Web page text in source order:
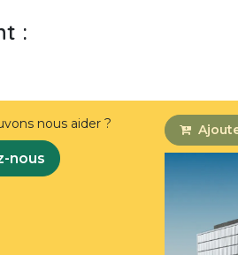
:
nous aider ?
nous